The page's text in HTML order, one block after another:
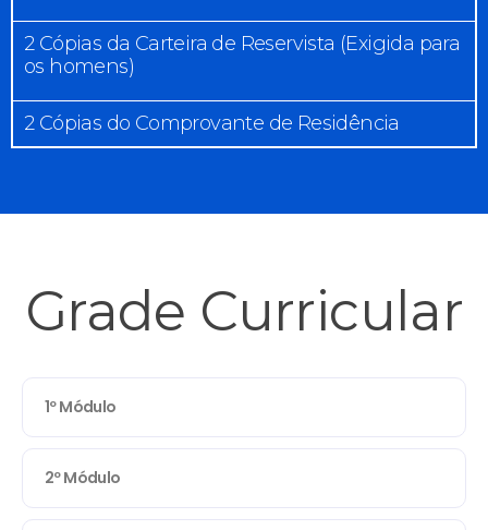
2 Cópias da Carteira de Reservista (Exigida para
os homens)
2 Cópias do Comprovante de Residência
Grade Curricular
1º Módulo
2º Módulo